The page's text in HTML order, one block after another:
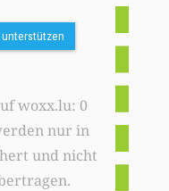
woxx.lu: 0
nur in
und nicht